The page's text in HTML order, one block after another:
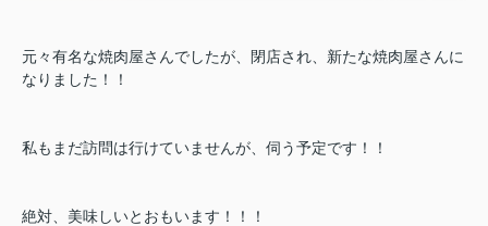
元々有名な焼肉屋さんでしたが、閉店され、新たな焼肉屋さんに
なりました！！
私もまだ訪問は行けていませんが、伺う予定です！！
絶対、美味しいとおもいます！！！